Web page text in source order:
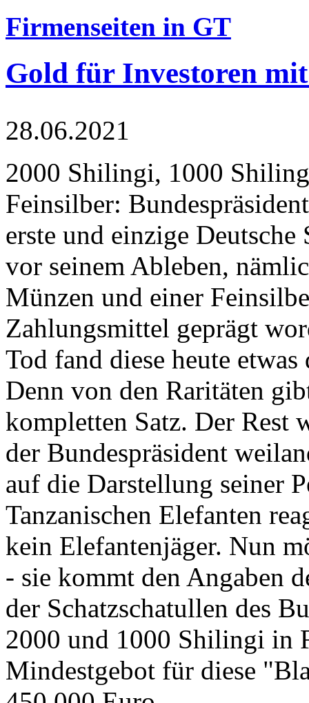
Firmenseiten in GT
Gold für Investoren
28.06.2021
2000 Shilingi, 1000
Feinsilber:
erste und einzige Deutsche
vor seinem Ableben,
Münzen und einer
Zahlungsmittel geprägt
Tod fand diese heute
Denn von den Raritäten
kompletten Satz. Der Rest
der Bundespräsident
auf die Darstellung seiner
Tanzanischen Elefanten
kein Elefantenjäger. Nun
- sie kommt den Angaben
der Schatzschatullen des
2000 und 1000 Shilingi in
Mindestgebot für diese